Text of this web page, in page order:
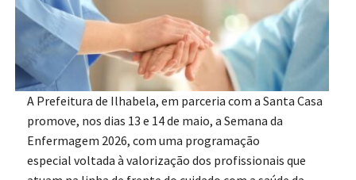
A Prefeitura de Ilhabela, em parceria com a Santa Casa
promove, nos dias 13 e 14 de maio, a Semana da
Enfermagem 2026, com uma programação
especial voltada à valorização dos profissionais que